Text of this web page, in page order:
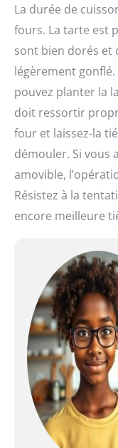
La durée de
fours. La tarte est
sont bien dorés et
légèrement
pouvez planter la
doit ressortir
four et laissez-la
démouler. Si vous
amovible,
Résistez à la
encore meilleure